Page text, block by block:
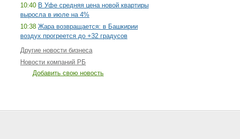
10:40 В Уфе средняя цена новой квартиры
выросла в июле на 4%
10:38 Жара возвращается: в Башкирии
воздух прогреется до +32 градусов
Другие новости бизнеса
Новости компаний РБ
Добавить свою новость